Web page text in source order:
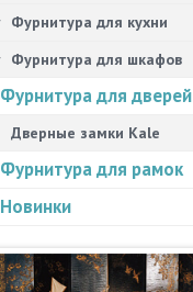
Фурнитура для кухни
Фурнитура для шкафов
Фурнитура для дверей
Дверные замки Kale
Фурнитура для рамок
Новинки